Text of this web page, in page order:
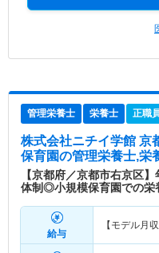
管理栄養士 栄養士 正職
株式会社ニチイ学館 京
保育園の管理栄養士,栄
【京都府／京都市右京区
体制◎小規模保育園での栄
給与
【モデル月収